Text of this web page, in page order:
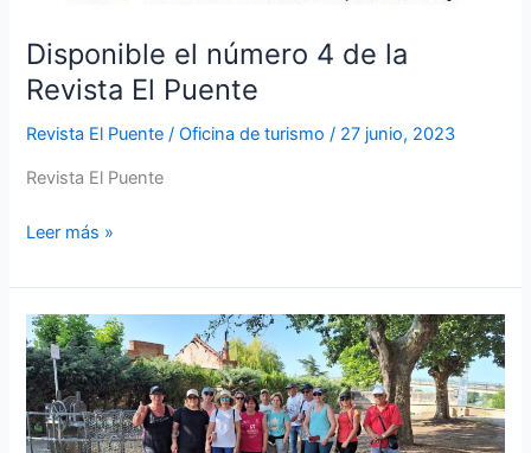
Disponible el número 4 de la
Revista El Puente
Revista El Puente /Oficina de turismo/ 27 junio, 2023
Revista El Puente
Leer más »
Segunda
salida
del
programa
«Cabezón